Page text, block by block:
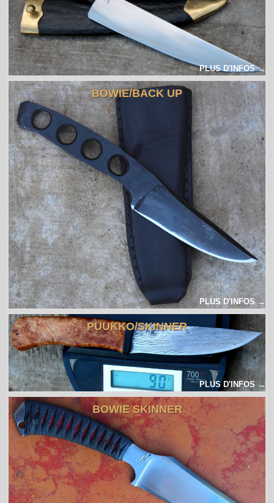
PLUS D'INFOS →
BOWIE/BACK UP
PLUS D'INFOS →
PUUKKO/SKINNER
PLUS D'INFOS →
BOWIE SKINNER